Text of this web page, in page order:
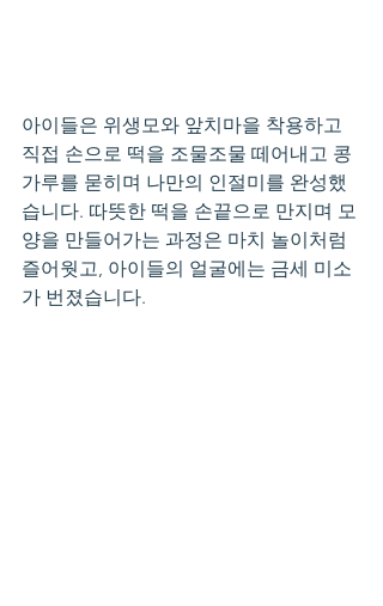
아이들은 위생모와 앞치마을 착용하고
직접 손으로 떡을 조물조물 떼어내고 콩
가루를 묻히며 나만의 인절미를 완성했
습니다. 따뜻한 떡을 손끝으로 만지며 모
양을 만들어가는 과정은 마치 놀이처럼
즐어웟고, 아이들의 얼굴에는 금세 미소
가 번졌습니다.